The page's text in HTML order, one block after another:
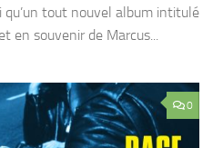
qu’un tout nouvel album intitulé
en souvenir de Marcus...
0